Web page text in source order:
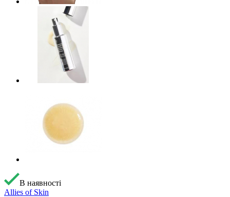
В наявності
Allies of Skin